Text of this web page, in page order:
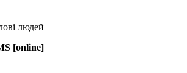
людей
[online]